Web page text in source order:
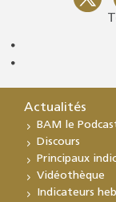
Actualités
BAM le
Discours
Principaux
Vidéothèque
Indicateurs